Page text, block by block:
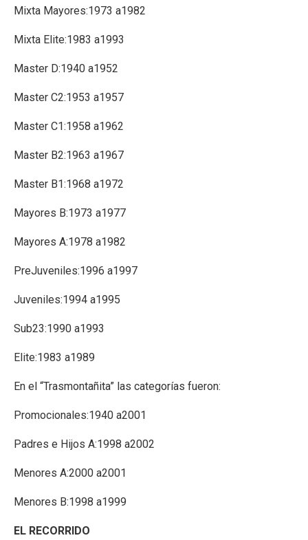
Mixta Mayores:1973 a1982
Mixta Elite:1983 a1993
Master D:1940 a1952
Master C2:1953 a1957
Master C1:1958 a1962
Master B2:1963 a1967
Master B1:1968 a1972
Mayores B:1973 a1977
Mayores A:1978 a1982
PreJuveniles:1996 a1997
Juveniles:1994 a1995
Sub23:1990 a1993
Elite:1983 a1989
En el “Trasmontañita” las categorías fueron:
Promocionales:1940 a2001
Padres e Hijos A:1998 a2002
Menores A:2000 a2001
Menores B:1998 a1999
EL RECORRIDO